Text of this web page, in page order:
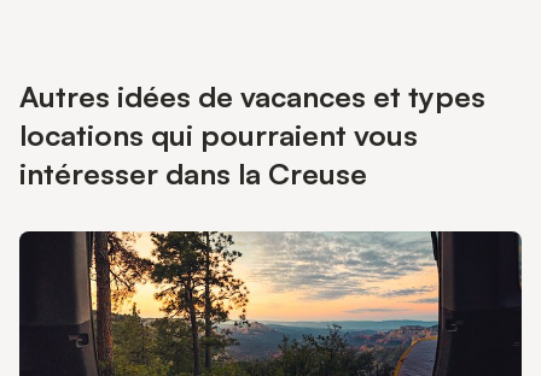
Autres idées de vacances et types
locations qui pourraient vous
intéresser dans la Creuse